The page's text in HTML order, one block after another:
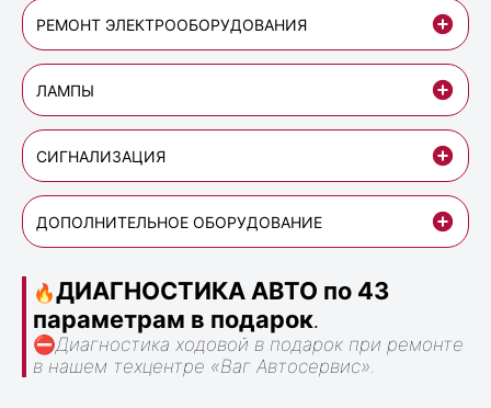
РЕМОНТ ЭЛЕКТРООБОРУДОВАНИЯ
ЛАМПЫ
СИГНАЛИЗАЦИЯ
ДОПОЛНИТЕЛЬНОЕ ОБОРУДОВАНИЕ
🔥ДИАГНОСТИКА АВТО по 43
параметрам в подарок.
⛔Диагностика ходовой в подарок при ремонте
в нашем техцентре «Ваг Автосервис».